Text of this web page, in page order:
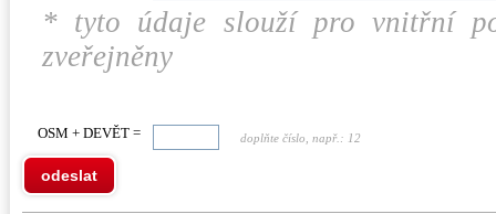
* tyto údaje slouží pro vnitřní
zveřejněny
OSM + DEVĚT = doplňte číslo, např.: 12
odeslat